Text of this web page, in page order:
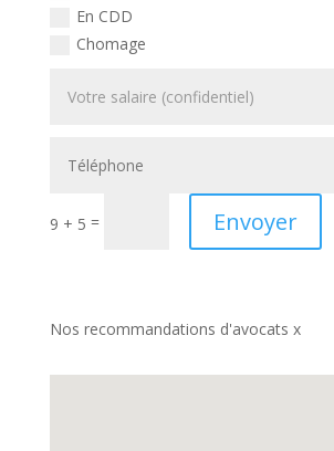
En CDD
Chomage
9 + 5 = Envoyer
Nos recommandations d'avocats x